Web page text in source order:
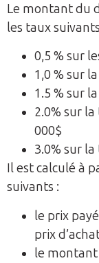
Le montant du
les taux
0,5 % sur
1,0 % sur
1.5 % sur
2.0% sur
000$
3.0% sur
Il est calculé à
suivants :
le prix
prix
le montant